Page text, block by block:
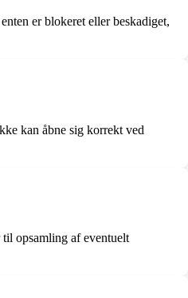
er blokeret eller beskadiget,
kan åbne sig korrekt ved
opsamling af eventuelt